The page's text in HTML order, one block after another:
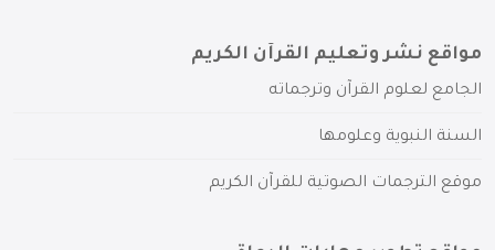
مواقع نشر وتعليم القرآن الكريم
الجامع لعلوم القرآن وترجماته
السنة النبوية وعلومها
موقع الترجمات الصوتية للقرآن الكريم